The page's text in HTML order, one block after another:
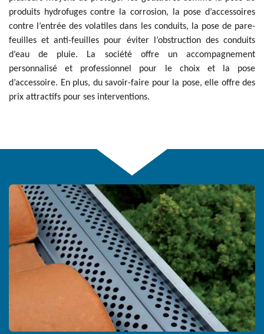
produits hydrofuges contre la corrosion, la pose d’accessoires
contre l’entrée des volatiles dans les conduits, la pose de pare-
feuilles et anti-feuilles pour éviter l’obstruction des conduits
d’eau de pluie. La société offre un accompagnement
personnalisé et professionnel pour le choix et la pose
d’accessoire. En plus, du savoir-faire pour la pose, elle offre des
prix attractifs pour ses interventions.